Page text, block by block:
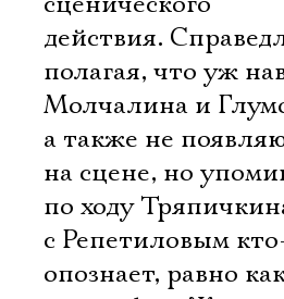
действия.
полагая, что уж
Молчалина и
а также не
на сцене, но
по ходу
с Репетиловым
опознает, равно